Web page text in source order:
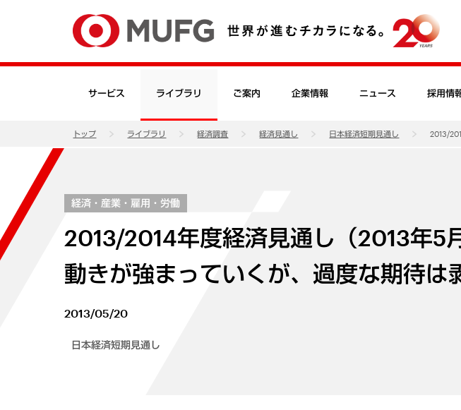
サービス ライブラリ ご案内 企業情報 ニュース 採用情
トップ ライブラリ 経済調査 経済見通し 日本経済短期見通し 2013/
経済・産業・雇用・労働
2013/2014年度経済見通し（2013年5
動きが強まっていくが、過度な期待は
2013/05/20
日本経済短期見通し